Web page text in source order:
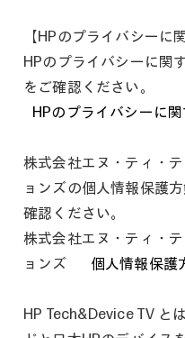
【HPのプライバシーに
HPのプライバシーに関
をご確認ください。
HPのプライバシーに
株式会社エヌ・ティ・
ョンズの個人情報保護
確認ください。
株式会社エヌ・ティ・
ョンズ
個人情報保護
HP Tech&Device TV と